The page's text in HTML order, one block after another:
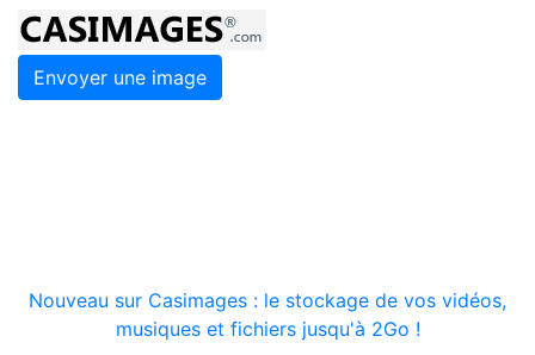
Envoyer une image
Nouveau sur Casimages : le stockage de vos vidéos,
musiques et fichiers jusqu'à 2Go !